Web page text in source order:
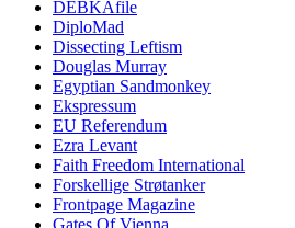
DEBKAfile
DiploMad
Dissecting Leftism
Douglas Murray
Egyptian Sandmonkey
Ekspressum
EU Referendum
Ezra Levant
Faith Freedom International
Forskellige Strøtanker
Frontpage Magazine